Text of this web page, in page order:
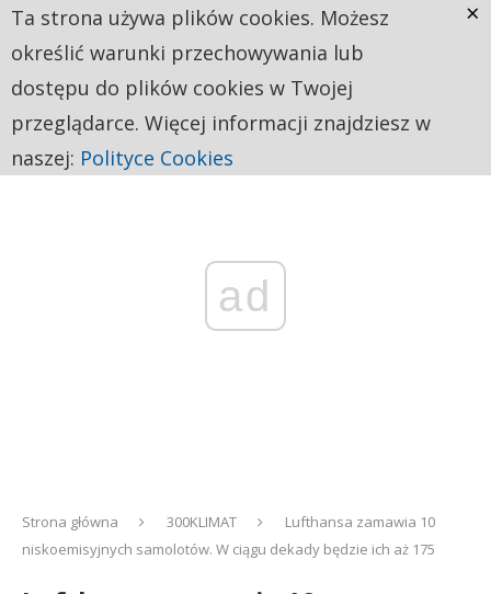
ad
Strona główna 300KLIMAT
Lufthansa zamawia 10
niskoemisyjnych samolotów. W ciągu dekady będzie ich aż 175
Ta strona używa plików cookies. Możesz
określić warunki przechowywania lub
dostępu do plików cookies w Twojej
przeglądarce. Więcej informacji znajdziesz w
naszej: Polityce Cookies
×